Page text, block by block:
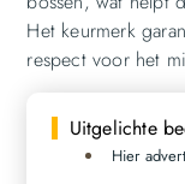
Het keurmerk
respect voor het
Uitgelichte
Hier